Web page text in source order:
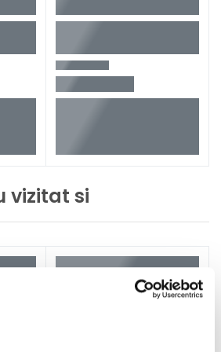
/ gaurire cu percutie
vizitat si